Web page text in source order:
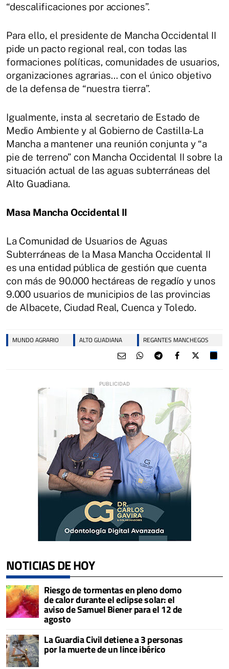
“descalificaciones por acciones”.
Para ello, el presidente de Mancha Occidental II
pide un pacto regional real, con todas las
formaciones políticas, comunidades de usuarios,
organizaciones agrarias… con el único objetivo
de la defensa de “nuestra tierra”.
Igualmente, insta al secretario de Estado de
Medio Ambiente y al Gobierno de Castilla-La
Mancha a mantener una reunión conjunta y “a
pie de terreno” con Mancha Occidental II sobre la
situación actual de las aguas subterráneas del
Alto Guadiana.
Masa Mancha Occidental II
La Comunidad de Usuarios de Aguas
Subterráneas de la Masa Mancha Occidental II
es una entidad pública de gestión que cuenta
con más de 90.000 hectáreas de regadío y unos
9.000 usuarios de municipios de las provincias
de Albacete, Ciudad Real, Cuenca y Toledo.
MUNDO AGRARIO ALTO GUADIANA REGANTES MANCHEGOS
NOTICIAS DE HOY
Riesgo de tormentas en pleno domo
de calor durante el eclipse solar: el
aviso de Samuel Biener para el 12 de
agosto
La Guardia Civil detiene a 3 personas
por la muerte de un lince ibérico